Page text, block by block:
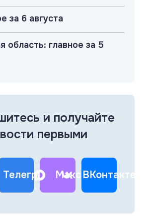
за 6 августа
область: главное за 5
и получайте
первыми
Телеграм Макс ВКонтакте